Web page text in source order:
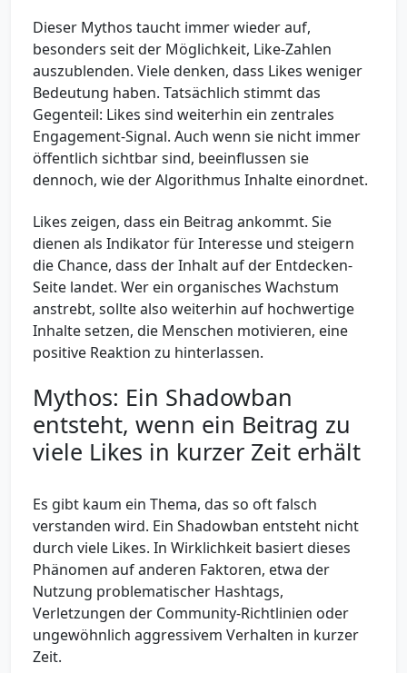
Dieser Mythos taucht immer wieder auf,
besonders seit der Möglichkeit, Like-Zahlen
auszublenden. Viele denken, dass Likes weniger
Bedeutung haben. Tatsächlich stimmt das
Gegenteil: Likes sind weiterhin ein zentrales
Engagement-Signal. Auch wenn sie nicht immer
öffentlich sichtbar sind, beeinflussen sie
dennoch, wie der Algorithmus Inhalte einordnet.
Likes zeigen, dass ein Beitrag ankommt. Sie
dienen als Indikator für Interesse und steigern
die Chance, dass der Inhalt auf der Entdecken-
Seite landet. Wer ein organisches Wachstum
anstrebt, sollte also weiterhin auf hochwertige
Inhalte setzen, die Menschen motivieren, eine
positive Reaktion zu hinterlassen.
Mythos: Ein Shadowban
entsteht, wenn ein Beitrag zu
viele Likes in kurzer Zeit erhält
Es gibt kaum ein Thema, das so oft falsch
verstanden wird. Ein Shadowban entsteht nicht
durch viele Likes. In Wirklichkeit basiert dieses
Phänomen auf anderen Faktoren, etwa der
Nutzung problematischer Hashtags,
Verletzungen der Community-Richtlinien oder
ungewöhnlich aggressivem Verhalten in kurzer
Zeit.